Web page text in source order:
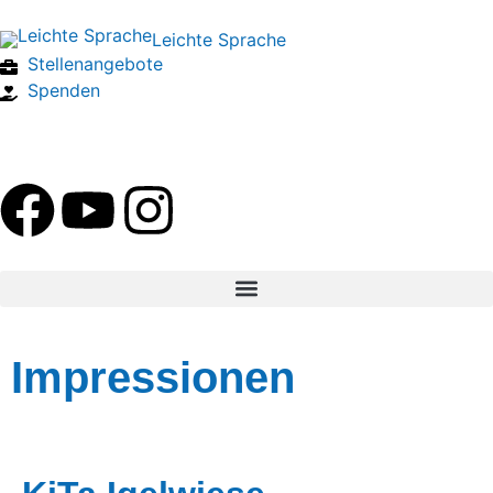
Leichte Sprache
Stellenangebote
Spenden
Impressionen